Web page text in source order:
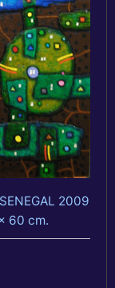
2009
60 cm.